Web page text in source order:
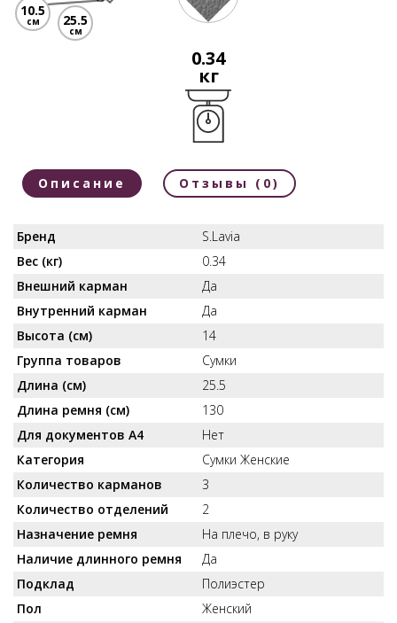
10.5
см 25.5
см
0.34
кг
Описание Отзывы (0)
Бренд
S.Lavia
Вес (кг)
0.34
Внешний карман
Да
Внутренний карман
Да
Высота (см)
14
Группа товаров
Сумки
Длина (см)
25.5
Длина ремня (см)
130
Для документов А4
Нет
Категория
Сумки Женские
Количество карманов
3
Количество отделений
2
Назначение ремня
На плечо, в руку
Наличие длинного ремня
Да
Подклад
Полиэстер
Пол
Женский